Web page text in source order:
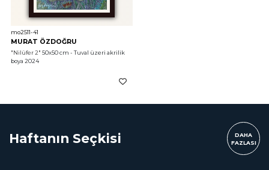
mo2511-41
MURAT ÖZDOĞRU
"Nilüfer 2" 50x50 cm - Tuval üzeri akrilik
boya 2024
Haftanın Seçkisi
DAHA
FAZLASI